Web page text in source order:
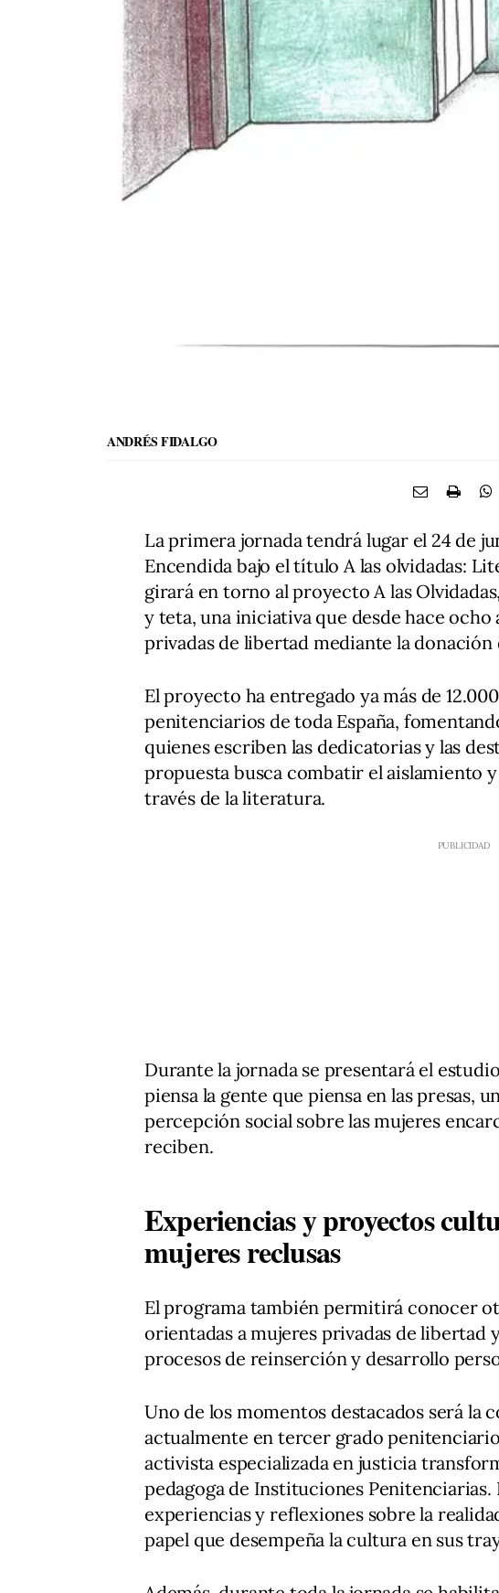
ANDRÉS FIDALGO
La primera jornada tendrá lugar el 24 de
Encendida bajo el título A las olvidadas:
girará en torno al proyecto A las
y teta, una iniciativa que desde hace ocho
privadas de libertad mediante la donación
El proyecto ha entregado ya más de
penitenciarios de toda España,
quienes escriben las dedicatorias y las
propuesta busca combatir el aislamiento
través de la literatura.
Durante la jornada se presentará el
piensa la gente que piensa en las presas,
percepción social sobre las mujeres
reciben.
Experiencias y proyectos
mujeres reclusas
El programa también permitirá conocer
orientadas a mujeres privadas de libertad
procesos de reinserción y desarrollo
Uno de los momentos destacados será la
actualmente en tercer grado
activista especializada en justicia
pedagoga de Instituciones
experiencias y reflexiones sobre la
papel que desempeña la cultura en sus